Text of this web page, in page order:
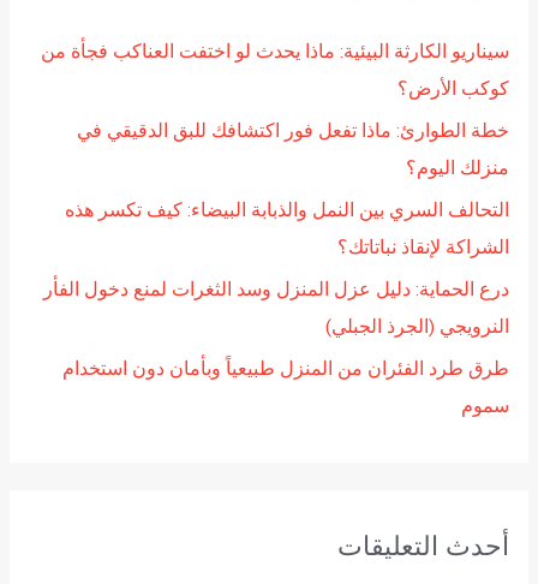
سيناريو الكارثة البيئية: ماذا يحدث لو اختفت العناكب فجأة من
كوكب الأرض؟
خطة الطوارئ: ماذا تفعل فور اكتشافك للبق الدقيقي في
منزلك اليوم؟
التحالف السري بين النمل والذبابة البيضاء: كيف تكسر هذه
الشراكة لإنقاذ نباتاتك؟
درع الحماية: دليل عزل المنزل وسد الثغرات لمنع دخول الفأر
النرويجي (الجرذ الجبلي)
طرق طرد الفئران من المنزل طبيعياً وبأمان دون استخدام
سموم
أحدث التعليقات